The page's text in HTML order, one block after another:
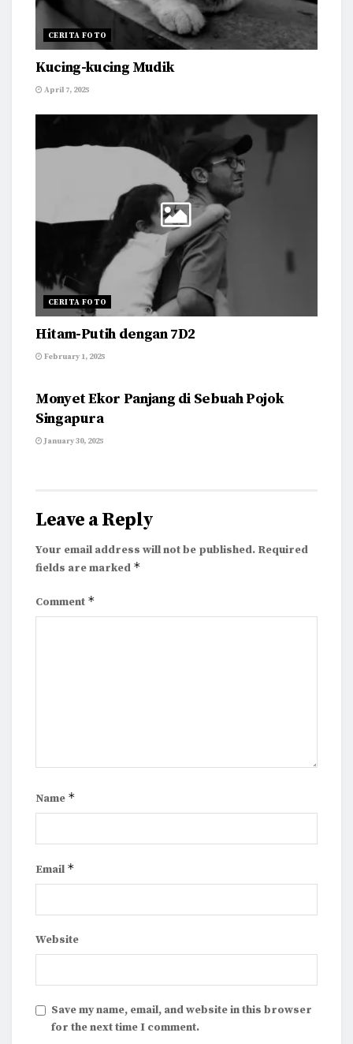
CERITA FOTO
Kucing-kucing Mudik
April 7, 2025
CERITA FOTO
Hitam-Putih dengan 7D2
February 1, 2025
Monyet Ekor Panjang di Sebuah Pojok
Singapura
January 30, 2025
Leave a Reply
Your email address will not be published. Required
fields are marked *
Comment *
Name *
Email *
Website
Save my name, email, and website in this browser
for the next time I comment.